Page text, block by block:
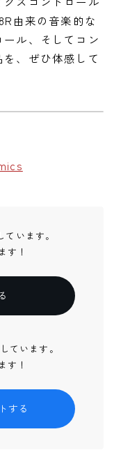
由来の音楽的な
ル、そしてコン
、ぜひ体感して
います。
す！
ています。
す！
する